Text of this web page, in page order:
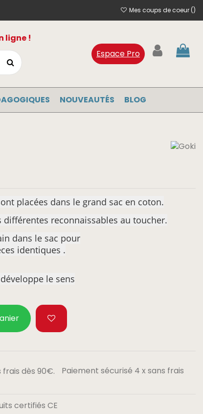
Mes coups de coeur ()
ligne !
Espace Pro
NOUVEAUTÉS BLOG
placées dans le grand sac en coton.
différentes reconnaissables au toucher.
dans le sac pour
identiques .
le sens
Paiement sécurisé 4 x sans frais
certifiés CE